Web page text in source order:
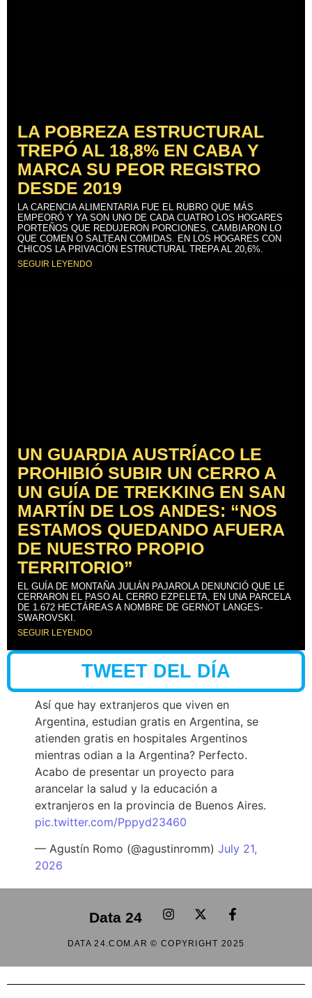
LA POBREZA ESTRUCTURAL
TREPÓ AL 18,8% EN CABA Y
MARCA SU PEOR REGISTRO
DESDE 2019
LA CARENCIA ALIMENTARIA FUE EL RUBRO QUE MÁS
EMPEORÓ Y YA SON UNO DE CADA CUATRO LOS HOGARES
PORTEÑOS QUE REDUJERON PORCIONES, CAMBIARON LO
QUE COMEN O SALTEAN COMIDAS. EN LOS HOGARES CON
CHICOS LA PRIVACIÓN ESTRUCTURAL TREPA AL 20,6%.
SEGUIR LEYENDO
UN GUARDIA AUSTRÍACO LE
PROHIBIÓ SUBIR UN CERRO A
UN GUÍA DE TREKKING EN SAN
MARTÍN DE LOS ANDES: “NOS
ESTAMOS QUEDANDO AFUERA
DE NUESTRO PROPIO
TERRITORIO”
EL GUÍA DE MONTAÑA JULIÁN PAJAROLA DENUNCIÓ QUE LE
CERRARON EL PASO AL CERRO EZPELETA, EN UNA PARCELA
DE 1.672 HECTÁREAS A NOMBRE DE GERNOT LANGES-
SWAROVSKI.
SEGUIR LEYENDO
TWEET DEL DÍA
Así que hay extranjeros que viven en
Argentina, estudian gratis en Argentina, se
atienden gratis en hospitales Argentinos
mientras odian a la Argentina? Perfecto.
Acabo de presentar un proyecto para
arancelar la salud y la educación a
extranjeros en la provincia de Buenos Aires.
pic.twitter.com/Pppyd23460
— Agustín Romo (@agustinromm) July 21,
2026
Data 24
DATA 24.COM.AR © COPYRIGHT 2025